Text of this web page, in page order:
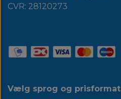
CVR: 28120273
Vælg sprog og prisformat